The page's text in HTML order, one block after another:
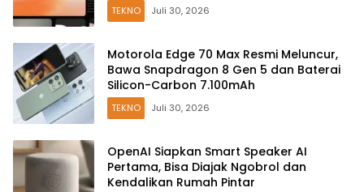
TEKNO Juli 30, 2026
Motorola Edge 70 Max Resmi Meluncur,
Bawa Snapdragon 8 Gen 5 dan Baterai
Silicon-Carbon 7.100mAh
TEKNO Juli 30, 2026
OpenAI Siapkan Smart Speaker AI
Pertama, Bisa Diajak Ngobrol dan
Kendalikan Rumah Pintar